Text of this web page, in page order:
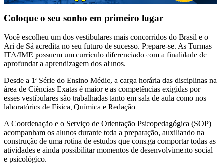
Coloque o seu sonho em primeiro lugar
Você escolheu um dos vestibulares mais concorridos do Brasil e o
Ari de Sá acredita no seu futuro de sucesso. Prepare-se. As Turmas
ITA/IME possuem um currículo diferenciado com a finalidade de
aprofundar a aprendizagem dos alunos.
Desde a 1ª Série do Ensino Médio, a carga horária das disciplinas na
área de Ciências Exatas é maior e as competências exigidas por
esses vestibulares são trabalhadas tanto em sala de aula como nos
laboratórios de Física, Química e Redação.
A Coordenação e o Serviço de Orientação Psicopedagógica (SOP)
acompanham os alunos durante toda a preparação, auxiliando na
construção de uma rotina de estudos que consiga comportar todas as
atividades e ainda possibilitar momentos de desenvolvimento social
e psicológico.